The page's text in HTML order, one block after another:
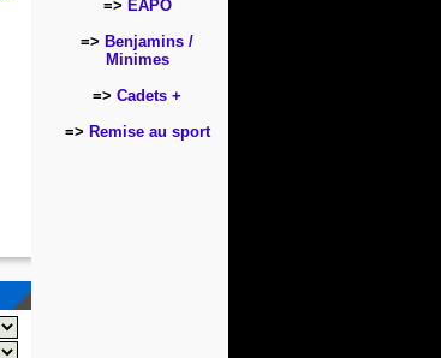
=> EAPO
=> Benjamins /
Minimes
=> Cadets +
=> Remise au sport